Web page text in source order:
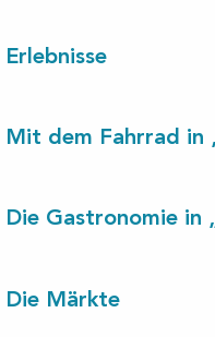
Erlebnisse
Mit dem Fahrrad in
Die Gastronomie in
Die Märkte
Ajouter aux